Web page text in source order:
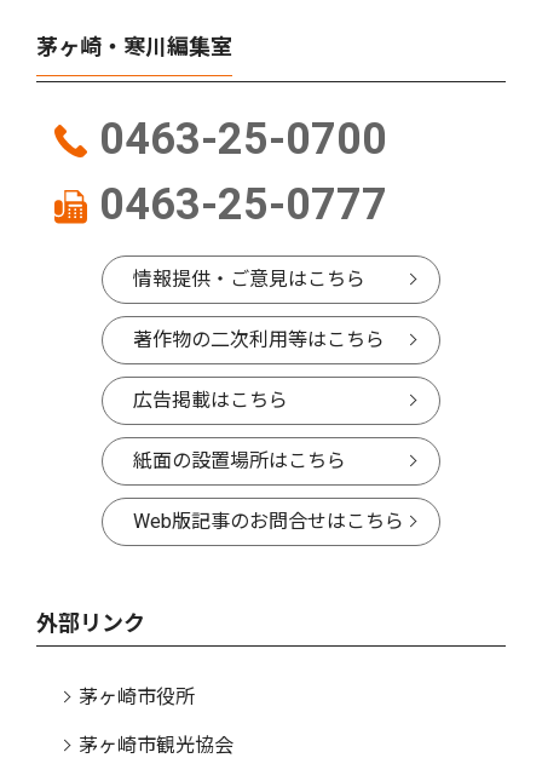
茅ヶ崎・寒川編集室
0463-25-0700
0463-25-0777
情報提供・ご意見はこちら
著作物の二次利用等はこちら
広告掲載はこちら
紙面の設置場所はこちら
Web版記事のお問合せはこちら
外部リンク
茅ヶ崎市役所
茅ヶ崎市観光協会